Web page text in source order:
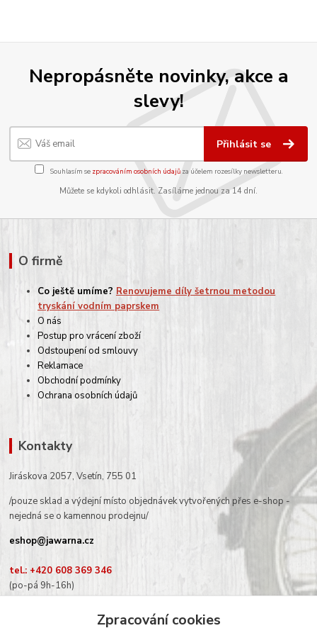
Nepropásněte novinky, akce a
slevy!
Přihlásit se
Souhlasím se zpracováním osobních údajůza účelem rozesílky newsletteru.
Můžete se kdykoli odhlásit. Zasíláme jednou za 14 dní.
O firmě
Co ještě umíme? Renovujeme díly šetrnou metodou
tryskání vodním paprskem
O nás
Postup pro vrácení zboží
Odstoupení od smlouvy
Reklamace
Obchodní podmínky
Ochrana osobních údajů
Kontakty
Jiráskova 2057, Vsetín, 755 01
/pouze sklad a výdejní místo objednávek vytvořených přes e-shop -
nejedná se o kamennou prodejnu/
eshop@jawarna.cz
tel.: +420 608 369 346
(po-pá 9h-16h)
Zpracování cookies